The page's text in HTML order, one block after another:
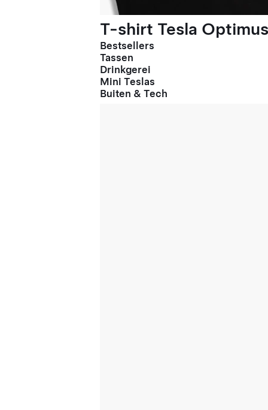
T-shirt Tesla
Bestsellers
Tassen
Drinkgerei
Mini Teslas
Buiten & Tech